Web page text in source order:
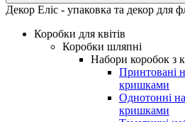
Декор Еліс - упаковка та декор для
Коробки для квітів
Коробки шляпні
Набори коробок з
Принтовані
кришками
Однотонні
кришками